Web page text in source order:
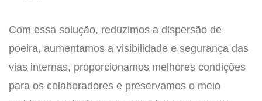
Com essa solução, reduzimos a dispersão de
poeira, aumentamos a visibilidade e segurança das
vias internas, proporcionamos melhores condições
para os colaboradores e preservamos o meio